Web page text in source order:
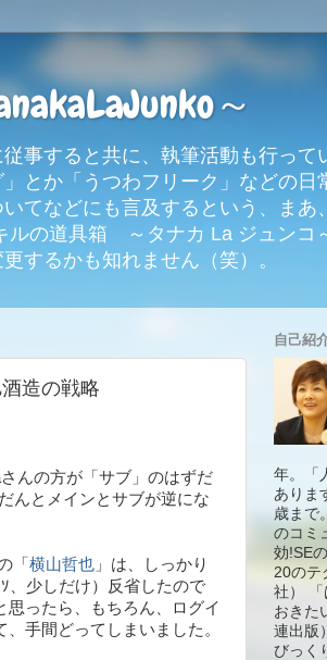
～
事すると共に、執筆活動も行って
とか「うつわフリーク」などの日
てなどにも言及するという、ま
ルの道具箱 ～タナカ La ジュンコ
するかも知れません（笑）。
造の戦略
んの方が「サブ」のはずだ
んとメインとサブが逆にな
「 横山哲也 」は、しっかり
、少しだけ）反省したので
思ったら、もちろん、ログイ
手間どってしまいました。
自己紹
年。「
ありま
歳まで
のコミ
効!SE
20のテ
社） 「
おきた
連出版
びっく